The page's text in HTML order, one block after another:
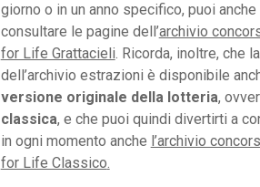
giorno o in un anno specifico, puoi anche
consultare le pagine dell ’archivio
for Life Grattacieli. Ricorda, inoltre, che
dell’archivio estrazioni è disponibile
versione originale della lotteria,
classica, e che puoi quindi divertirti a
in ogni momento anche l’archivio
for Life Classico.